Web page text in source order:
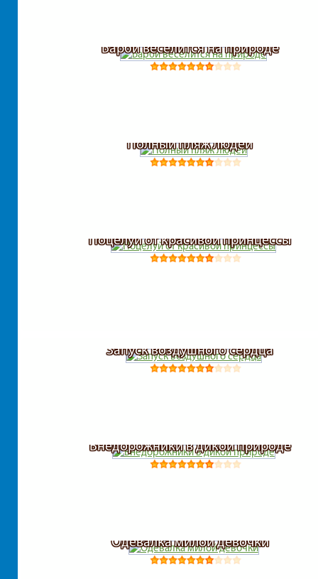
Барби веселится на природе
Полный пляж людей
Поцелуй от красивой принцессы
Запуск воздушного сердца
Внедорожники в дикой природе
Одевалка милой девочки